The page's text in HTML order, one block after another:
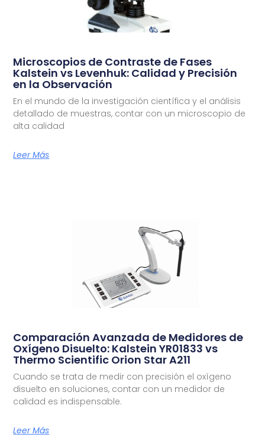
Microscopios de Contraste de Fases
Kalstein vs Levenhuk: Calidad y Precisión
en la Observación
En el mundo de la investigación científica y el análisis
detallado de muestras, contar con un microscopio de
alta calidad
Leer Más
Comparación Avanzada de Medidores de
Oxígeno Disuelto: Kalstein YR01833 vs
Thermo Scientific Orion Star A211
Cuando se trata de medir con precisión el oxígeno
disuelto en soluciones, contar con un medidor de
calidad es indispensable.
Leer Más